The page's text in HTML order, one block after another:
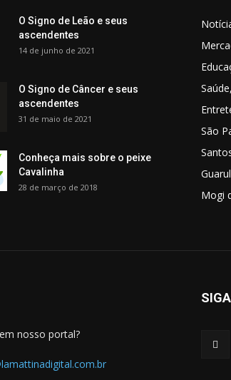
O Signo de Leão e seus
ascendentes
14 de junho de 2021
O Signo de Câncer e seus
ascendentes
31 de maio de 2021
Conheça mais sobre o peixe
Cavalinha
28 de março de 2018
São
Mogi
nosso portal?